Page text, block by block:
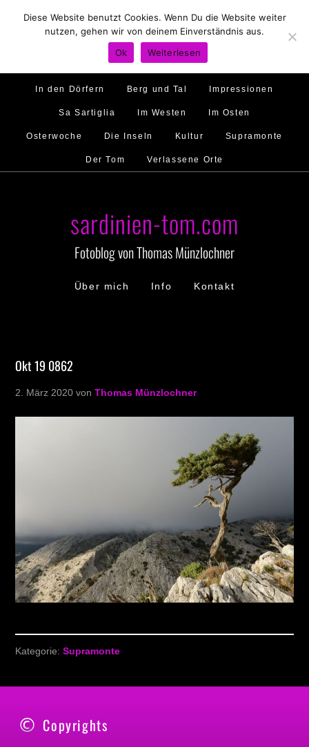
Hirtenland Traumstrände Feste feiern
Golfo di Orosei Im Norden
Murales Ambiente
In den Dörfern Berg und Tal Impressionen
Sa Sartiglia Im Westen Im Osten
Osterwoche Die Inseln Kultur Supramonte
Der Tom Verlassene Orte
sardinien-tom.com
Fotoblog von Thomas Münzlochner
Über mich Info Kontakt
Okt 19 0862
2. März 2020 vonThomas Münzlochner
Kategorie:Supramonte
Copyrights
Diese Website benutzt Cookies. Wenn Du die Website weiter
nutzen, gehen wir von deinem Einverständnis aus.
Ok
Weiterlesen